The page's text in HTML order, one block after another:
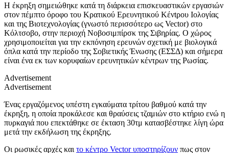
Η έκρηξη σημειώθηκε κατά τη διάρκεια επισκευαστικών εργασιών
στον πέμπτο όροφο του Κρατικού Ερευνητικού Κένtρου Ιολογίας
και της Βιοτεχνολογίας (γνωστό περισσότερο ως Vector) στο
Κόλτσοβο, στην περιοχή Νοβοσιμπίρσκ της Σιβηρίας. Ο χώρος
χρησιμοποιείται για την εκπόνηση ερευνών σχετική με βιολογικά
όπλα κατά την περίοδο της Σοβιετικής Ένωσης (ΕΣΣΔ) και σήμερα
είναι ένα εκ των κορυφαίων ερευνητικών κέντρων της Ρωσίας.
Advertisement
Advertisement
Ένας εργαζόμενος υπέστη εγκαύματα τρίτου βαθμού κατά την
έκρηξη, η οποία προκάλεσε και θραύσεις τζαμιών στο κτήριο ενώ η
πυρκαγιά που επεκτάθηκε σε έκταση 30τμ κατασβέστηκε λίγη ώρα
μετά την εκδήλωση της έκρηξης.
Οι ρωσικές αρχές και το κέντρο Vector υποστηρίζουν πως στον